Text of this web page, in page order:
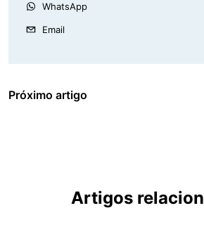
WhatsApp
Email
Próximo artigo
Artigos